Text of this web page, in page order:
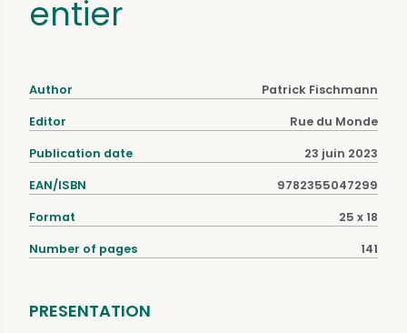
entier
Author Patrick Fischmann
Editor Rue du Monde
Publication date 23 juin 2023
EAN/ISBN 9782355047299
Format 25 x 18
Number of pages 141
PRESENTATION